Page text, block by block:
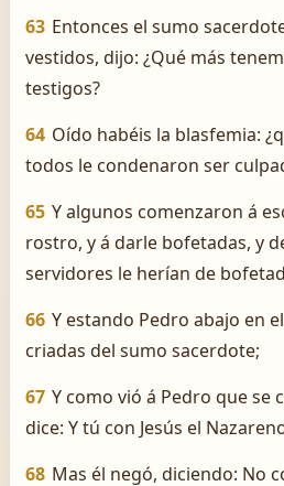
63 Entonces el sumo
vestidos, dijo: ¿Qué más
testigos?
64 Oído habéis la blasfemia:
todos le condenaron ser
65 Y algunos comenzaron á
rostro, y á darle bofetadas, y
servidores le herían de
66 Y estando Pedro abajo en
criadas del sumo sacerdote;
67 Y como vió á Pedro que se
dice: Y tú con Jesús el
68 Mas él negó, diciendo: No